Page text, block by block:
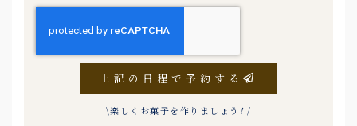
上記の日程で予約する
\楽しくお菓子を作りましょう !/